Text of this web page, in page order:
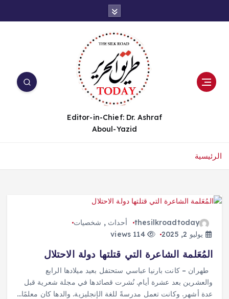
ت
Editor-in-Chief: Dr. Ashraf
Aboul-Yazid
الرئيسية
thesilkroadtoday أحداث , شخصيات
يوليو 2, 2025
114 views
المُعَلمة الشاعرة التي قتلتها دولة الاحتلال
طهران – كانت بارنيا عباسي ستحتفل بعيد ميلادها الرابع
والعشرين بعد عشرة أيام. نُشرت قصائدها في مجلة شعرية قبل
عدة أشهر. وكانت تعمل مدرسةً للغة الإنجليزية. والدها كان معلمًا…